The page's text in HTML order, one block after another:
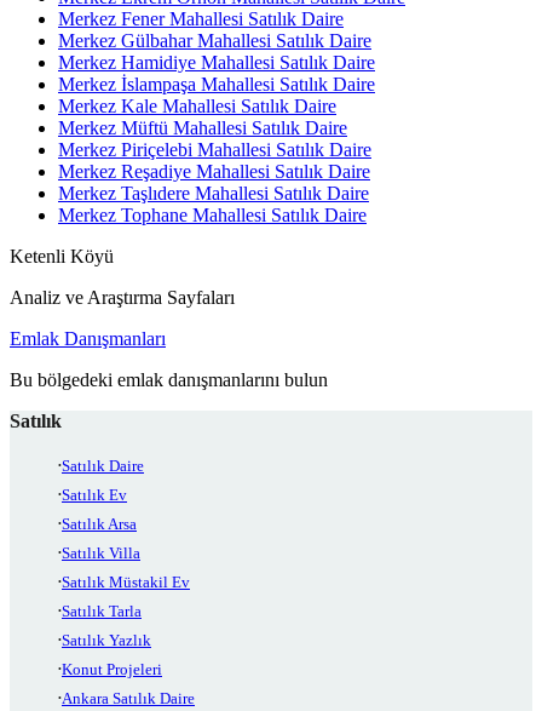
Merkez Fener Mahallesi Satılık Daire
Merkez Gülbahar Mahallesi Satılık Daire
Merkez Hamidiye Mahallesi Satılık Daire
Merkez İslampaşa Mahallesi Satılık Daire
Merkez Kale Mahallesi Satılık Daire
Merkez Müftü Mahallesi Satılık Daire
Merkez Piriçelebi Mahallesi Satılık Daire
Merkez Reşadiye Mahallesi Satılık Daire
Merkez Taşlıdere Mahallesi Satılık Daire
Merkez Tophane Mahallesi Satılık Daire
Ketenli Köyü
Analiz ve Araştırma Sayfaları
Emlak Danışmanları
Bu bölgedeki emlak danışmanlarını bulun
Satılık
Satılık Daire
Satılık Ev
Satılık Arsa
Satılık Villa
Satılık Müstakil Ev
Satılık Tarla
Satılık Yazlık
Konut Projeleri
Ankara Satılık Daire